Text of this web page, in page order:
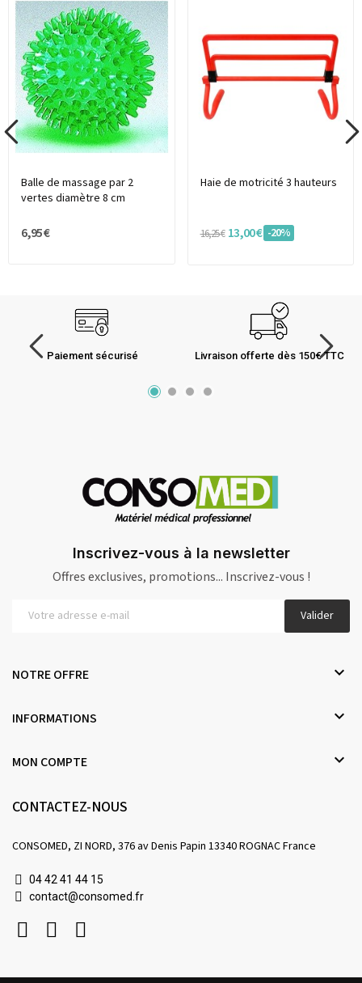
Balle de massage par 2
vertes diamètre 8 cm
6,95 €
Haie de motricité 3 hauteurs
16,25 € 13,00 € -20%
Paiement sécurisé Livraison offerte dès 150€ TTC
Inscrivez-vous à la newsletter
Offres exclusives, promotions... Inscrivez-vous !
Valider
NOTRE OFFRE 
INFORMATIONS 
MON COMPTE 
CONTACTEZ-NOUS
CONSOMED, ZI NORD, 376 av Denis Papin 13340 ROGNAC France
04 42 41 44 15
contact@consomed.fr